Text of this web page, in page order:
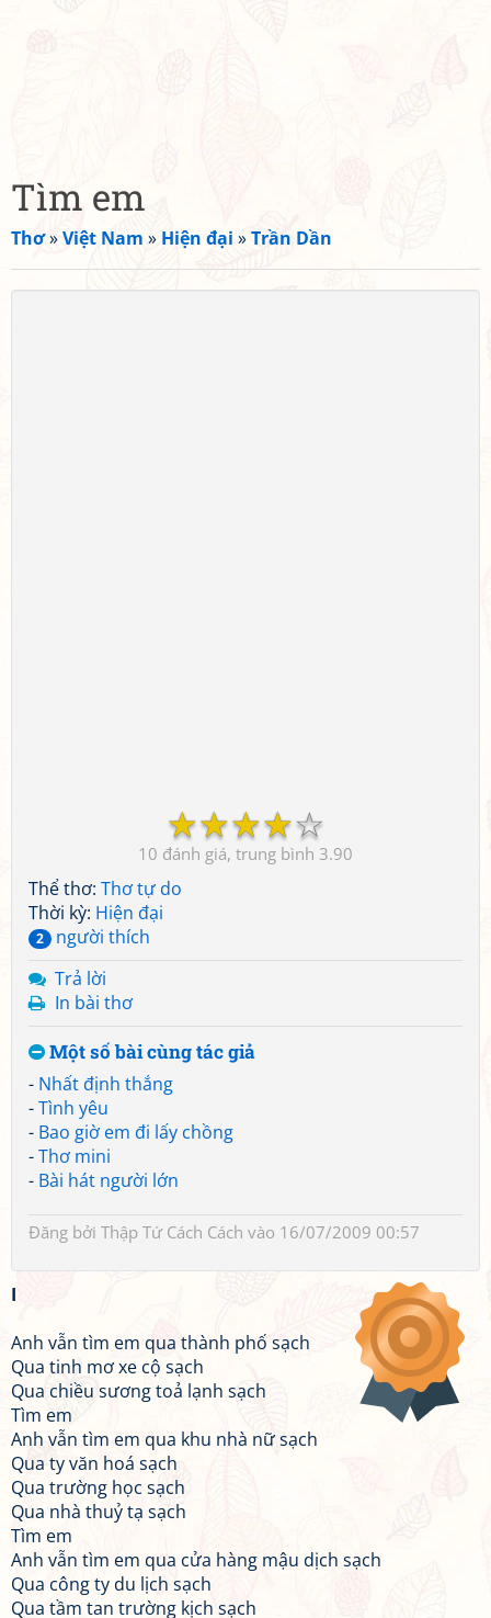
Tìm em
Thơ»Việt Nam » Hiện đại »Trần Dần
☆
☆
☆
☆
☆
10 3.90
Thể thơ: Thơ tự do
Thời kỳ: Hiện đại
2
người thích
Trả lời
In bài thơ
Một số bài cùng tác giả
- Nhất định thắng
-Tình yêu
- Bao giờ em đi lấy chồng
-Thơ mini
- Bài hát người lớn
Đăng bởi Thập Tứ Cách Cách vào 16/07/2009 00:57
I
Anh vẫn tìm em qua thành phố sạch
Qua tinh mơ xe cộ sạch
Qua chiều sương toả lạnh sạch
Tìm em
Anh vẫn tìm em qua khu nhà nữ sạch
Qua ty văn hoá sạch
Qua trường học sạch
Qua nhà thuỷ tạ sạch
Tìm em
Anh vẫn tìm em qua cửa hàng mậu dịch sạch
Qua công ty du lịch sạch
Qua tầm tan trường kịch sạch